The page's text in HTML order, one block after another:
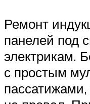
Ремонт
панелей под
электрикам.
с простым